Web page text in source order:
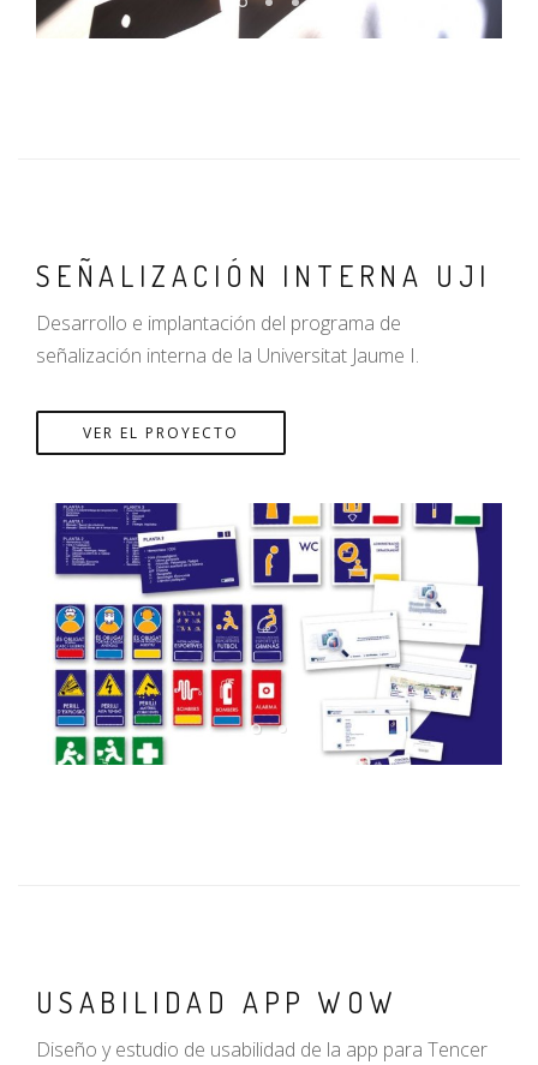
SEÑALIZACIÓN INTERNA UJI
Desarrollo e implantación del programa de
señalización interna de la Universitat Jaume I.
VER EL PROYECTO
USABILIDAD APP WOW
Diseño y estudio de usabilidad de la app para Tencer